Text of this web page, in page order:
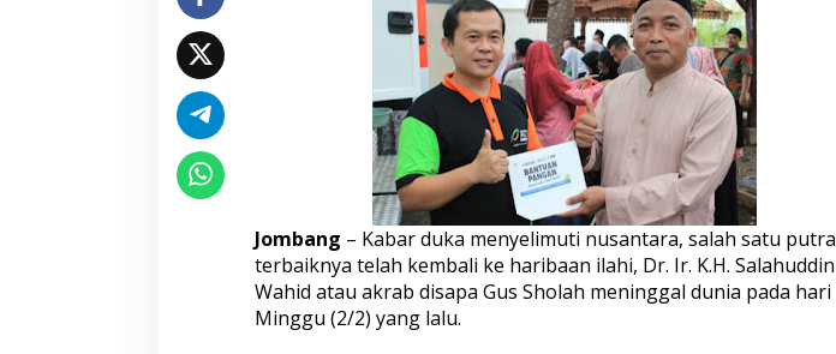
a
j
a
n
Jombang – Kabar duka menyelimuti nusantara, salah satu putra
terbaiknya telah kembali ke haribaan ilahi, Dr. Ir. K.H. Salahuddin
Wahid atau akrab disapa Gus Sholah meninggal dunia pada hari
Minggu (2/2) yang lalu.